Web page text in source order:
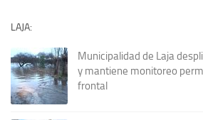
LAJA:
Municipalidad de Laja
y mantiene monitoreo
frontal